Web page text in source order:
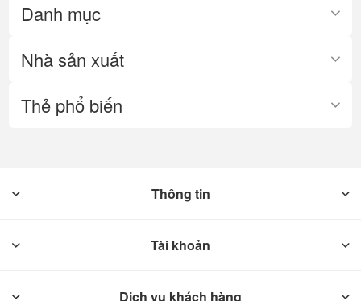
Danh mục
Nhà sản xuất
Thẻ phổ biến
Thông tin
Tài khoản
Dịch vụ khách hàng